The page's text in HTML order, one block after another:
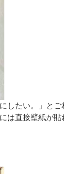
したい。」とご
は直接壁紙が